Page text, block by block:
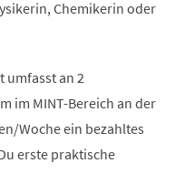
Chemikerin oder
umfasst an 2
im MINT-Bereich an der
Woche ein bezahltes
erste praktische